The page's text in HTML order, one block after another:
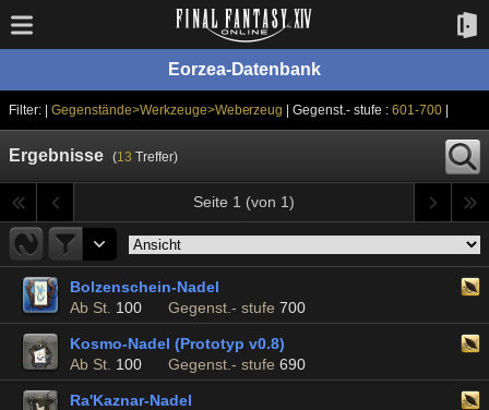
Eorzea-Datenbank
Filter: | Gegenstände>Werkzeuge>Weberzeug | Gegenst.- stufe :601-700
Ergebnisse (13 Treffer)
Seite 1 (von 1)
Bolzenschein-Nadel
Ab St. 100 Gegenst.- stufe 700
Kosmo-Nadel (Prototyp v0.8)
Ab St. 100 Gegenst.- stufe 690
Ra'Kaznar-Nadel